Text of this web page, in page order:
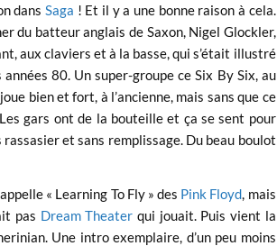
dans Saga ! Et il y a une bonne raison à cela.
du batteur anglais de Saxon, Nigel Glockler,
aux claviers et à la basse, qui s’était illustré
années 80. Un super-groupe ce Six By Six, au
bien et fort, à l’ancienne, mais sans que ce
gars ont de la bouteille et ça se sent pour
et sans remplissage. Du beau boulot
« Learning To Fly » des Pink Floyd, mais
pas Dream Theater qui jouait. Puis vient la
Une intro exemplaire, d’un peu moins